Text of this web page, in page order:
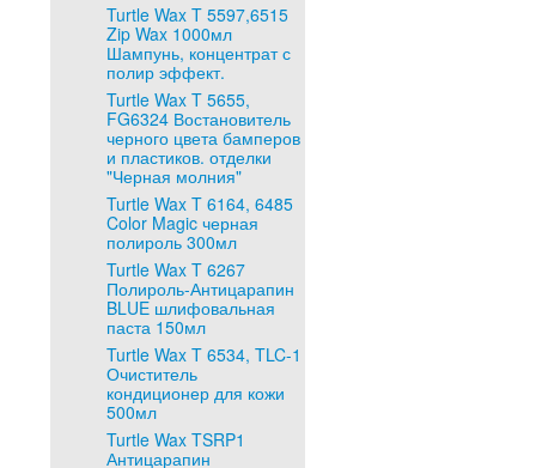
Turtle Wax T 5597,6515
Zip Wax 1000мл
Шампунь, концентрат с
полир эффект.
Turtle Wax T 5655,
FG6324 Востановитель
черного цвета бамперов
и пластиков. отделки
"Черная молния"
Turtle Wax T 6164, 6485
Color Magic черная
полироль 300мл
Turtle Wax T 6267
Полироль-Антицарапин
BLUE шлифовальная
паста 150мл
Turtle Wax T 6534, TLC-1
Очиститель
кондиционер для кожи
500мл
Turtle Wax TSRP1
Антицарапин